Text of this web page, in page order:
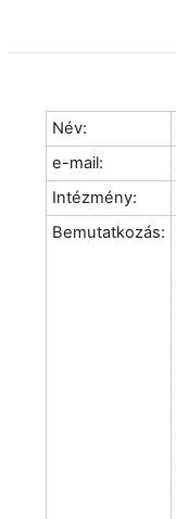
Név:
e-mail:
Intézmény:
Bemutatkozás: